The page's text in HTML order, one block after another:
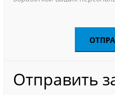
Отправить